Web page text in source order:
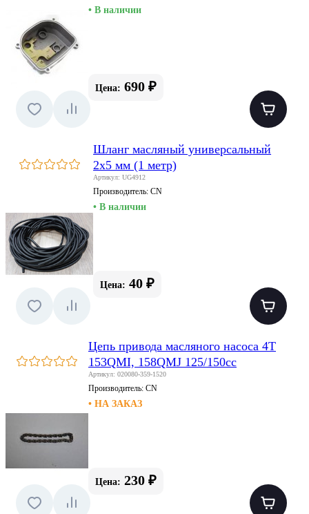
• В наличии
Цена: 690 ₽
Шланг масляный универсальный
2х5 мм (1 метр)
Артикул: UG4912
Производитель:CN
• В наличии
Цена: 40 ₽
Цепь привода масляного насоса 4T
153QMI, 158QMJ 125/150сс
Артикул: 020080-359-1520
Производитель: CN
• НА ЗАКАЗ
Цена: 230 ₽